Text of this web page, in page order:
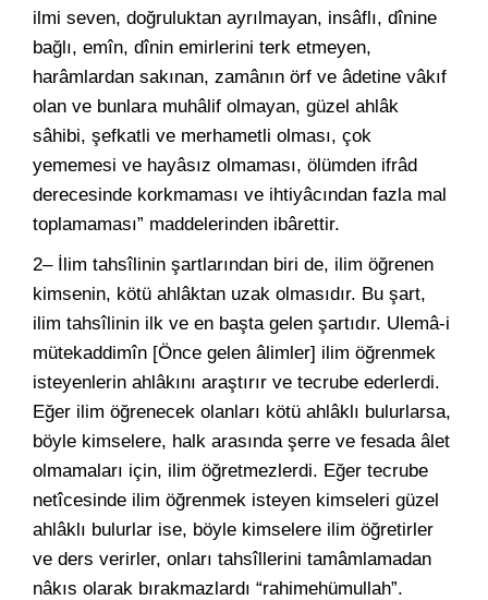
ilmi seven, doğruluktan ayrılmayan, insâflı, dînine
bağlı, emîn, dînin emirlerini terk etmeyen,
harâmlardan sakınan, zamânın örf ve âdetine vâkıf
olan ve bunlara muhâlif olmayan, güzel ahlâk
sâhibi, şefkatli ve merhametli olması, çok
yememesi ve hayâsız olmaması, ölümden ifrâd
derecesinde korkmaması ve ihtiyâcından fazla mal
toplamaması” maddelerinden ibârettir.
2– İlim tahsîlinin şartlarından biri de, ilim öğrenen
kimsenin, kötü ahlâktan uzak olmasıdır. Bu şart,
ilim tahsîlinin ilk ve en başta gelen şartıdır. Ulemâ-i
mütekaddimîn [Önce gelen âlimler] ilim öğrenmek
isteyenlerin ahlâkını araştırır ve tecrube ederlerdi.
Eğer ilim öğrenecek olanları kötü ahlâklı bulurlarsa,
böyle kimselere, halk arasında şerre ve fesada âlet
olmamaları için, ilim öğretmezlerdi. Eğer tecrube
netîcesinde ilim öğrenmek isteyen kimseleri güzel
ahlâklı bulurlar ise, böyle kimselere ilim öğretirler
ve ders verirler, onları tahsîllerini tamâmlamadan
nâkıs olarak bırakmazlardı “rahimehümullah”.